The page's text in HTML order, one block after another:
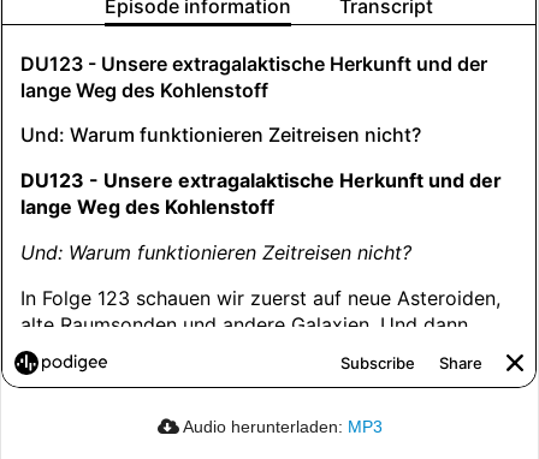
Audio herunterladen: MP3